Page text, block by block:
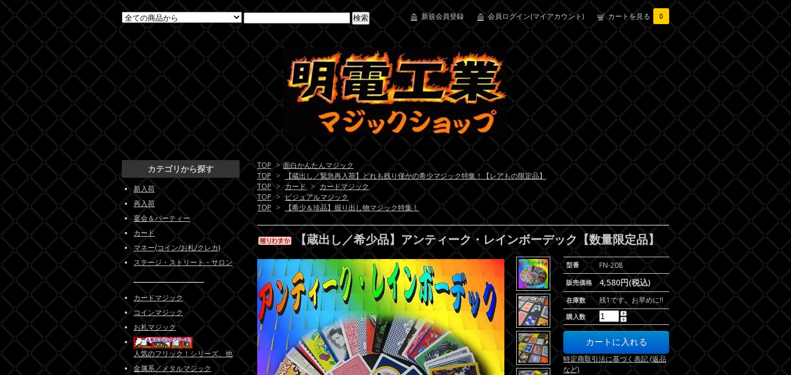
新規会員登録 会員ログイン(マイアカウント) カートを見る 0
TOP > 面白かんたんマジック
TOP >
【蔵出し／緊急再入荷】どれも残り僅かの希少マジック特集！【レアもの限定品】
TOP > カード > カードマジック
TOP > ビジュアルマジック
TOP > 【希少＆珍品】掘り出し物マジック特集！
【蔵出し／希少品】アンティーク・レインボーデック【数量限定品】
型番 FN-208
販売価格 4,580円(税込)
在庫数 残1です。お早めに!!
購入数
特定商取引法に基づく表記 (返品
など)
カテゴリから探す
新入荷
再入荷
宴会＆パーティー
カード
マネー(コイン/お札/クレカ)
ステージ・ストリート・サロン
カードマジック
コインマジック
お札マジック
人気のフリック！シリーズ、他
金属系／メタルマジック